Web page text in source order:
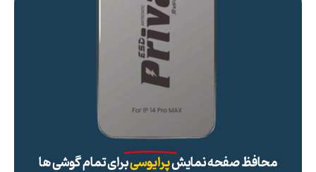
محافظ صفحه نمایشپرایوسیبرای تمام گوشی ها